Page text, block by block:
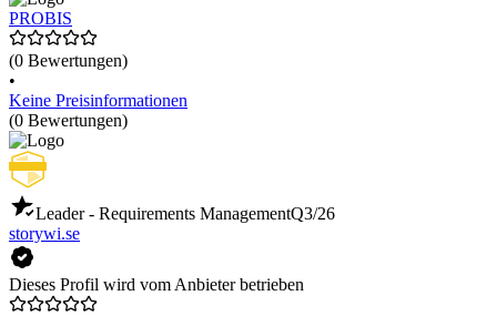
PROBIS
(0 Bewertungen)
•
Keine Preisinformationen
(0 Bewertungen)
Leader - Requirements ManagementQ3/26
storywi.se
Dieses Profil wird vom Anbieter betrieben